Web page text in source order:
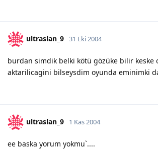
ultraslan_9 31 Eki 2004
burdan simdik belki kötü gözüke bilir keske
aktarilicagini bilseysdim oyunda eminimki
ultraslan_9 1 Kas 2004
ee baska yorum yokmu`....